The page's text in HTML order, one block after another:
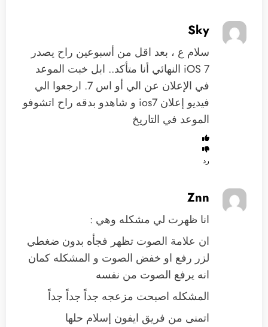
Sky
سلام ع ، بعد اقل من أسبوعين راح يصدر
iOS 7 النهائي أنا متأكد.. ابل خبت الموعد
في الإعلان عن الي أو اس 7. ارجعوا الي
فيديو إعلان ios7 و شاهدو بدقه راح اتشوفو
الموعد في التاريخ
رد
Znn
انا ظهرت لي مشكله وهي :
ان علامة الصوت تظهر فجأه بدون ضغطي
لزر رفع او خفض الصوت و المشكله كمان
انه يرفع الصوت من نفسه
المشكله اصبحت مزعجه جداً جداً جداً
اتمنى من فريق ايفون إسلام حلها